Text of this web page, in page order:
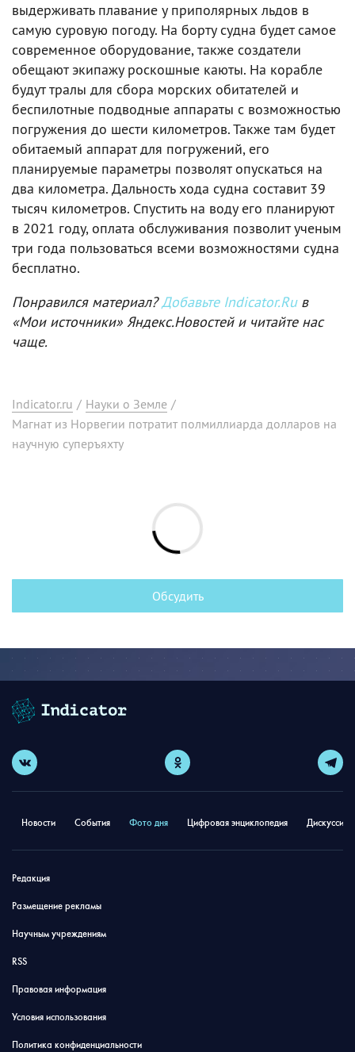
выдерживать плавание у приполярных льдов в
самую суровую погоду. На борту судна будет самое
современное оборудование, также создатели
обещают экипажу роскошные каюты. На корабле
будут тралы для сбора морских обитателей и
беспилотные подводные аппараты с возможностью
погружения до шести километров. Также там будет
обитаемый аппарат для погружений, его
планируемые параметры позволят опускаться на
два километра. Дальность хода судна составит 39
тысяч километров. Спустить на воду его планируют
в 2021 году, оплата обслуживания позволит ученым
три года пользоваться всеми возможностями судна
бесплатно.
Понравился материал?Добавьте Indicator.Ruв
«Мои источники» Яндекс.Новостей и читайте нас
чаще.
Indicator.ru / Науки о Земле /
Магнат из Норвегии потратит полмиллиарда долларов на
научную суперъяхту
Обсудить
Новости События Фото дня Цифровая энциклопедия
Редакция
Размещение рекламы
Научным учреждениям
RSS
Правовая информация
Условия использования
Политика конфиденциальности